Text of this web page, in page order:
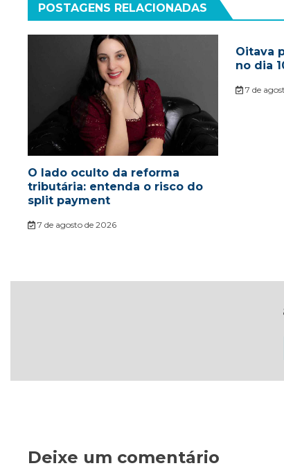
POSTAGENS RELACIONADAS
O lado oculto da reforma
tributária: entenda o risco do
split payment
7 de agosto de 2026
Oitava
no dia
7 de
Deixe um comentário